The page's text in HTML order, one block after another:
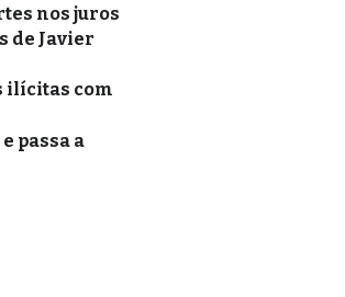
nos juros
de Javier
ilícitas com
passa a